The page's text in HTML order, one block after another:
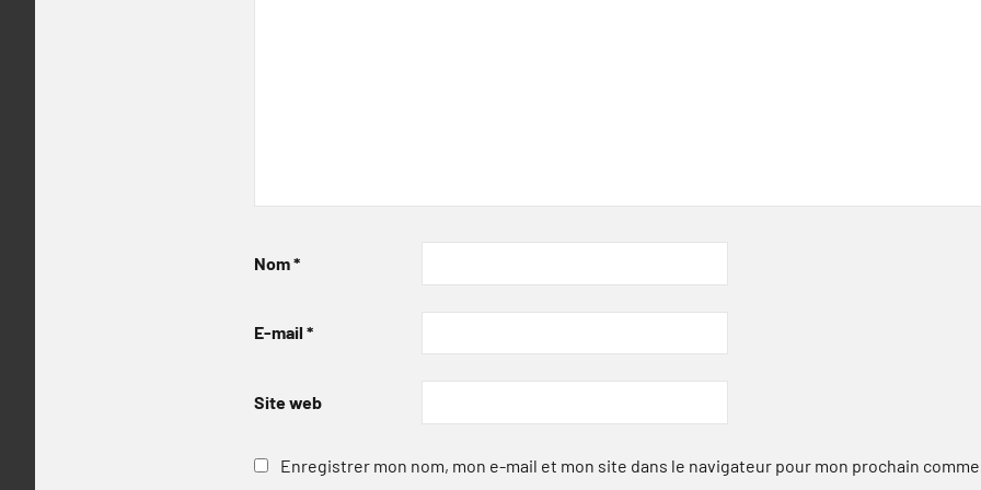
Nom*
E-mail *
Site web
Enregistrer mon nom, mon e-mail et mon site dans le navigateur pour mon prochain